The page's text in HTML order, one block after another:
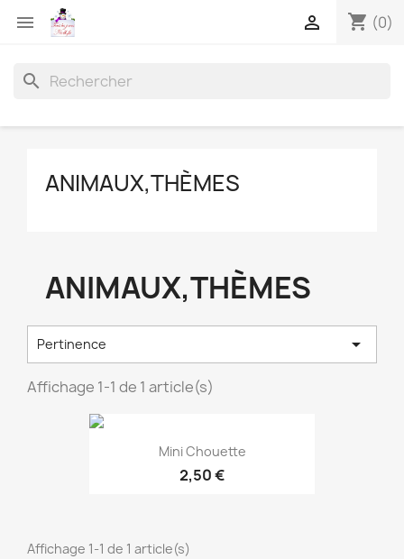
 shopping_cart (0)

search
ANIMAUX,THÈMES
ANIMAUX,THÈMES
Pertinence 
Affichage 1-1 de 1 article(s)
Mini Chouette
2,50 €
Affichage 1-1 de 1 article(s)